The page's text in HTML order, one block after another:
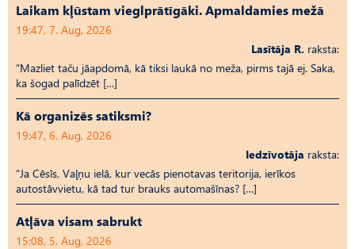
Laikam kļūstam vieglprātīgāki. Apmaldamies mežā
19:47, 7. Aug, 2026
Lasītāja R. raksta:
“Mazliet taču jāapdomā, kā tiksi laukā no meža, pirms tajā ej. Saka,
ka šogad palīdzēt […]
Kā organizēs satiksmi?
19:47, 6. Aug, 2026
Iedzīvotāja raksta:
“Ja Cēsīs, Vaļņu ielā, kur vecās pienotavas teritorija, ierīkos
autostāvvietu, kā tad tur brauks automašīnas? […]
Atļāva visam sabrukt
15:08, 5. Aug, 2026